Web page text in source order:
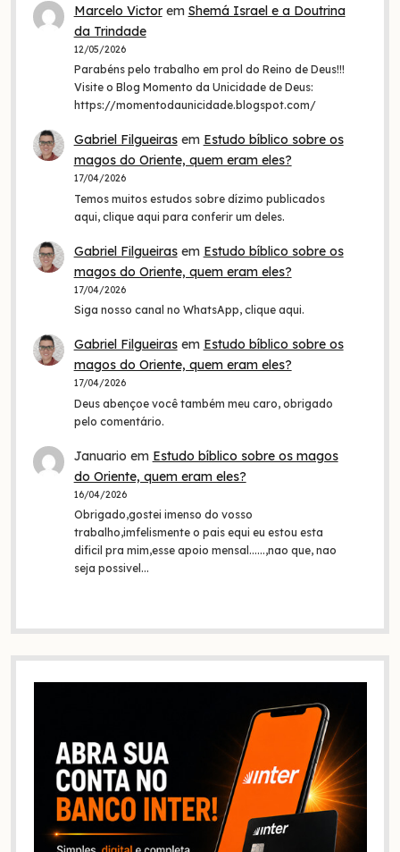
Marcelo Victorem Shemá Israel e a Doutrina
da Trindade
12/05/2026
Parabéns pelo trabalho em prol do Reino de Deus!!!
Visite o Blog Momento da Unicidade de Deus:
https://momentodaunicidade.blogspot.com/
Gabriel Filgueirasem Estudo bíblico sobre os
magos do Oriente, quem eram eles?
17/04/2026
Temos muitos estudos sobre dízimo publicados
aqui, clique aqui para conferir um deles.
Gabriel Filgueirasem Estudo bíblico sobre os
magos do Oriente, quem eram eles?
17/04/2026
Siga nosso canal no WhatsApp, clique aqui.
Gabriel Filgueirasem Estudo bíblico sobre os
magos do Oriente, quem eram eles?
17/04/2026
Deus abençoe você também meu caro, obrigado
pelo comentário.
Januario em Estudo bíblico sobre os magos
do Oriente, quem eram eles?
16/04/2026
Obrigado,gostei imenso do vosso
trabalho,imfelismente o pais equi eu estou esta
dificil pra mim,esse apoio mensal......,nao que, nao
seja possivel…